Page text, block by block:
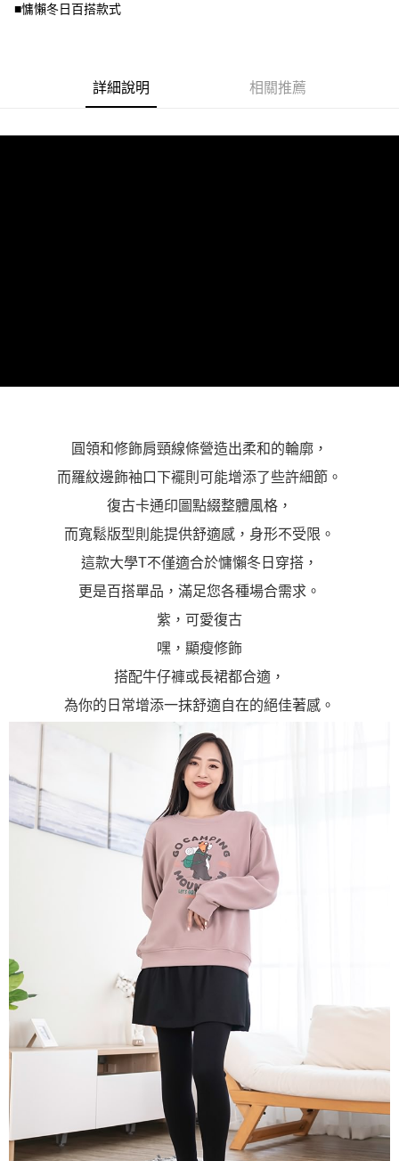
權轉讓予恩沛科技股份有限公司。
４．使用「AFTEE先享後付」時，將依據個別帳號之用戶狀況，依本公司即
請求用戶進行身份認證。
■慵懶冬日百搭款式
詳細說明 相關推薦
圓領和修飾肩頸線條營造出柔和的輪廓，
而羅紋邊飾袖口下襬則可能增添了些許細節。
復古卡通印圖點綴整體風格，
而寬鬆版型則能提供舒適感，身形不受限。
這款大學T不僅適合於慵懶冬日穿搭，
更是百搭單品，滿足您各種場合需求。
紫，可愛復古
嘿，顯瘦修飾
搭配牛仔褲或長裙都合適，
為你的日常增添一抹舒適自在的絕佳著感。